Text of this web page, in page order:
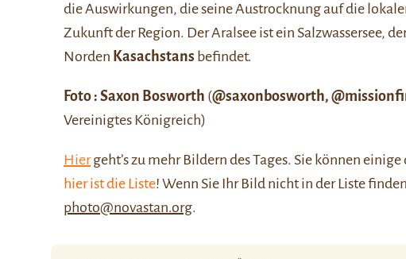
die Auswirkungen, die seine Austrocknung auf die
Zukunft der Region. Der Aralsee ist ein Salzwassersee,
Norden Kasachstans befindet.
Foto : Saxon Bosworth (@saxonbosworth,
Vereinigtes Königreich)
Hiergeht’s zu mehr Bildern des Tages. Sie können
hier ist die Liste! Wenn Sie Ihr Bild nicht in der Liste
photo@novastan.org.